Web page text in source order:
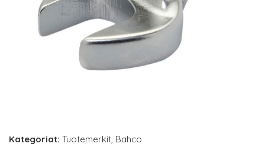
Kategoriat: Tuotemerkit, Bahco